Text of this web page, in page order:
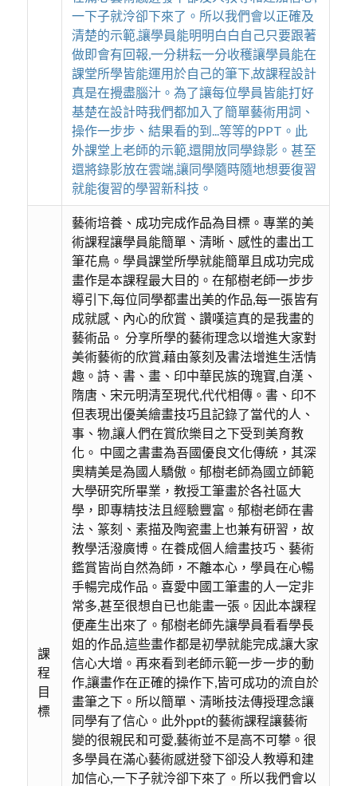
一下子就泠卻下來了。所以我們會以正確及
清楚的示範,讓學員能明明白白自己只要跟著
做即會有回報,一分耕耘一分收穫讓學員能在
課堂所學皆能運用於自己的筆下,故課程設計
真是在攪盡腦汁。為了讓每位學員皆能打好
基楚在設計時我們都加入了簡單藝術用詞、
操作一步步、結果看的到...等等的PPT。此
外課堂上老師的示範,還開放同學錄影。甚至
還將錄影放在雲端,讓同學隨時隨地想要復習
就能復習的學習新科技。
課
程
目
標
藝術培養、成功完成作品為目標。專業的美
術課程讓學員能簡單、清晰、感性的畫出工
筆花鳥。學員課堂所學就能簡單且成功完成
畫作是本課程最大目的。在郁樹老師一步步
導引下,每位同學都畫出美的作品,每一張皆有
成就感、內心的欣賞、讚嘆這真的是我畫的
藝術品。 分享所學的藝術理念以增進大家對
美術藝術的欣賞,藉由篆刻及書法增進生活情
趣。詩、書、畫、印中華民族的瑰寶,自漢、
隋唐、宋元明清至現代,代代相傳。書、印不
但表現出優美繪畫技巧且記錄了當代的人、
事、物,讓人們在賞欣樂目之下受到美育教
化。 中國之書畫為吾國優良文化傳統，其深
奧精美是為國人驕傲。郁樹老師為國立師範
大學研究所畢業，教授工筆畫於各社區大
學，即專精技法且經驗豐富。郁樹老師在書
法、篆刻、素描及陶瓷畫上也兼有研習，故
教學活潑廣博。在養成個人繪畫技巧、藝術
鑑賞皆尚自然為師，不離本心，學員在心暢
手暢完成作品。喜愛中國工筆畫的人一定非
常多,甚至很想自已也能畫一張。因此本課程
便產生出來了。郁樹老師先讓學員看看學長
姐的作品,這些畫作都是初學就能完成,讓大家
信心大增。再來看到老師示範一步一步的動
作,讓畫作在正確的操作下,皆可成功的流自於
畫筆之下。所以簡單、清晰技法傳授理念讓
同學有了信心。此外ppt的藝術課程讓藝術
變的很親民和可愛,藝術並不是高不可攀。很
多學員在滿心藝術感迸發下卻没人教導和建
加信心,一下子就泠卻下來了。所以我們會以